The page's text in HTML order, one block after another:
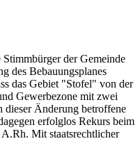
der Gemeinde
des Bebauungsplanes
das Gebiet "Stofel" von der
Gewerbezone mit zwei
dieser Änderung betroffene
erfolglos Rekurs beim
Mit staatsrechtlicher